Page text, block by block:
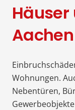
Häuser
Aachen
Wohnungen.
Nebentüren,